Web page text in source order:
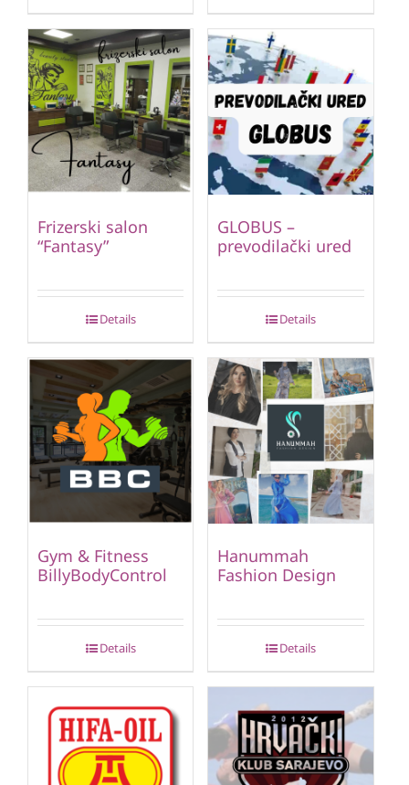
Frizerski salon
“Fantasy”
Details
GLOBUS –
prevodilački ured
Details
Gym & Fitness
BillyBodyControl
Details
Hanummah
Fashion Design
Details